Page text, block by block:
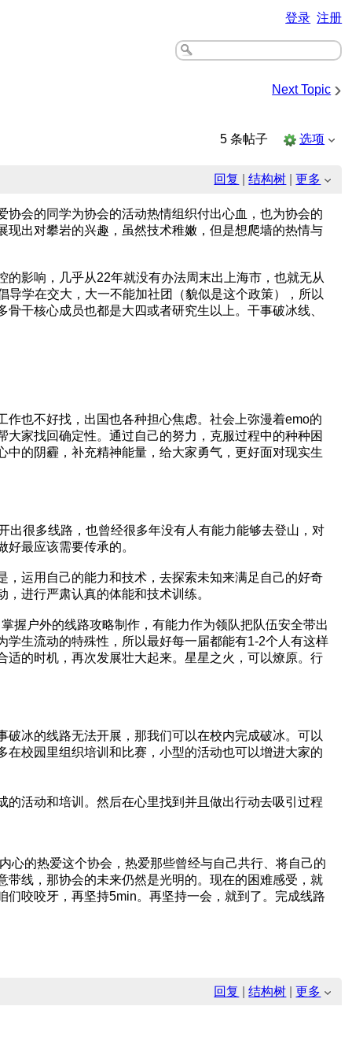
登录 注册
Next Topic ›
5 条帖子 选项
回复 |结构树 |更多
会的同学为协会的活动热情组织付出心血，也为协会的
出对攀岩的兴趣，虽然技术稚嫩，但是想爬墙的热情与
影响，几乎从22年就没有办法周末出上海市，也就无从
学在交大，大一不能加社团（貌似是这个政策），所以
干核心成员也都是大四或者研究生以上。干事破冰线、
也不好找，出国也各种担心焦虑。社会上弥漫着emo的
家找回确定性。通过自己的努力，克服过程中的种种困
的阴霾，补充精神能量，给大家勇气，更好面对现实生
出很多线路，也曾经很多年没有人有能力能够去登山，对
最应该需要传承的。
运用自己的能力和技术，去探索未知来满足自己的好奇
进行严肃认真的体能和技术训练。
握户外的线路攻略制作，有能力作为领队把队伍安全带出
生流动的特殊性，所以最好每一届都能有1-2个人有这样
的时机，再次发展壮大起来。星星之火，可以燎原。行
冰的线路无法开展，那我们可以在校内完成破冰。可以
校园里组织培训和比赛，小型的活动也可以增进大家的
活动和培训。然后在心里找到并且做出行动去吸引过程
心的热爱这个协会，热爱那些曾经与自己共行、将自己的
线，那协会的未来仍然是光明的。现在的困难感受，就
咬咬牙，再坚持5min。再坚持一会，就到了。完成线路
回复 |结构树 |更多